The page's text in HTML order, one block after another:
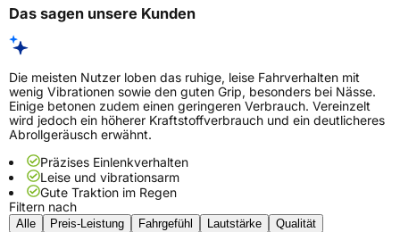
Das sagen unsere Kunden
Die meisten Nutzer loben das ruhige, leise Fahrverhalten mit
wenig Vibrationen sowie den guten Grip, besonders bei Nässe.
Einige betonen zudem einen geringeren Verbrauch. Vereinzelt
wird jedoch ein höherer Kraftstoffverbrauch und ein deutlicheres
Abrollgeräusch erwähnt.
Präzises Einlenkverhalten
Leise und vibrationsarm
Gute Traktion im Regen
Filtern nach
Alle Preis-Leistung Fahrgefühl Lautstärke
Qualität